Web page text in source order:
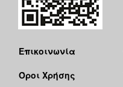
Επικοινωνία
Όροι Χρήσης